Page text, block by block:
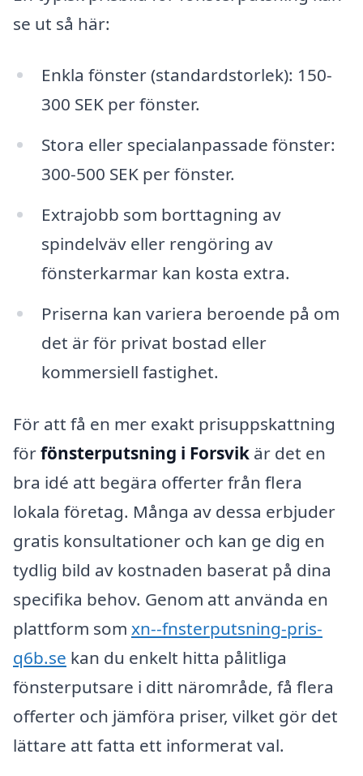
se ut så här:
Enkla fönster (standardstorlek): 150-
300 SEK per fönster.
Stora eller specialanpassade fönster:
300-500 SEK per fönster.
Extrajobb som borttagning av
spindelväv eller rengöring av
fönsterkarmar kan kosta extra.
Priserna kan variera beroende på om
det är för privat bostad eller
kommersiell fastighet.
För att få en mer exakt prisuppskattning
förfönsterputsning i Forsvik är det en
bra idé att begära offerter från flera
lokala företag. Många av dessa erbjuder
gratis konsultationer och kan ge dig en
tydlig bild av kostnaden baserat på dina
specifika behov. Genom att använda en
plattform som xn--fnsterputsning-pris-
q6b.se kan du enkelt hitta pålitliga
fönsterputsare i ditt närområde, få flera
offerter och jämföra priser, vilket gör det
lättare att fatta ett informerat val.